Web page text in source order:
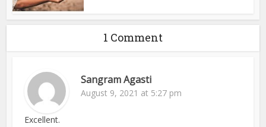
1 Comment
Sangram Agasti
August 9, 2021 at 5:27 pm
Excellent.